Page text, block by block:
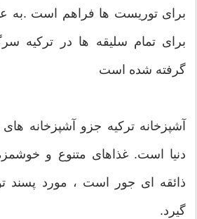
برای توریست ها فراهم است .به
برای تمام سلیقه ها در ترکیه
گرفته شده است
آشپزخانه ترکیه جزو آشپزخانه
دنیا است. غذاهای متنوع و
ذائقه ای جور است ، مورد پسند
گیرد.